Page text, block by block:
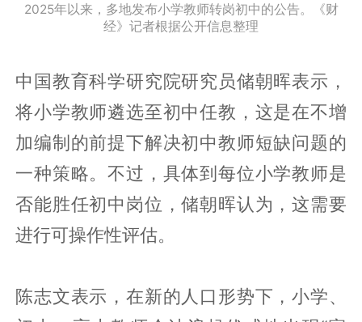
2025年以来，多地发布小学教师转岗初中的公告。《财
经》记者根据公开信息整理
中国教育科学研究院研究员储朝晖表示，
将小学教师遴选至初中任教，这是在不增
加编制的前提下解决初中教师短缺问题的
一种策略。不过，具体到每位小学教师是
否能胜任初中岗位，储朝晖认为，这需要
进行可操作性评估。
陈志文表示，在新的人口形势下，小学、